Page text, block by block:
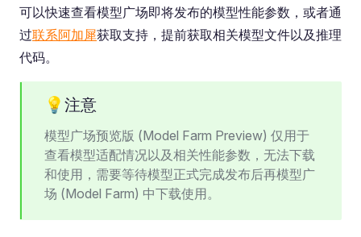
可以快速查看模型广场即将发布的模型性能参数，或者通
过联系阿加犀获取支持，提前获取相关模型文件以及推理
代码。
💡注意
模型广场预览版 (Model Farm Preview) 仅用于
查看模型适配情况以及相关性能参数，无法下载
和使用，需要等待模型正式完成发布后再模型广
场 (Model Farm) 中下载使用。